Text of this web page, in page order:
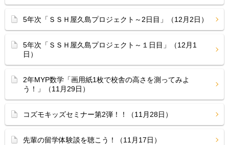
5年次「ＳＳＨ屋久島プロジェクト～2日目」（12月2日）
5年次「ＳＳＨ屋久島プロジェクト～１日目」（12月1
日）
2年MYP数学「画用紙1枚で校舎の高さを測ってみよ
う！」（11月29日）
コズモキッズセミナー第2弾！！（11月28日）
先輩の留学体験談を聴こう！（11月17日）